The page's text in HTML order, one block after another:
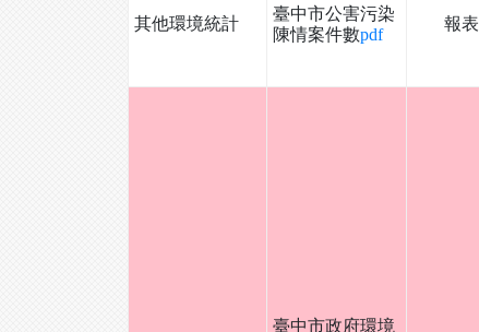
其他環境統計
臺中市公害污染
陳情案件數pdf
報表
臺中市政府環境